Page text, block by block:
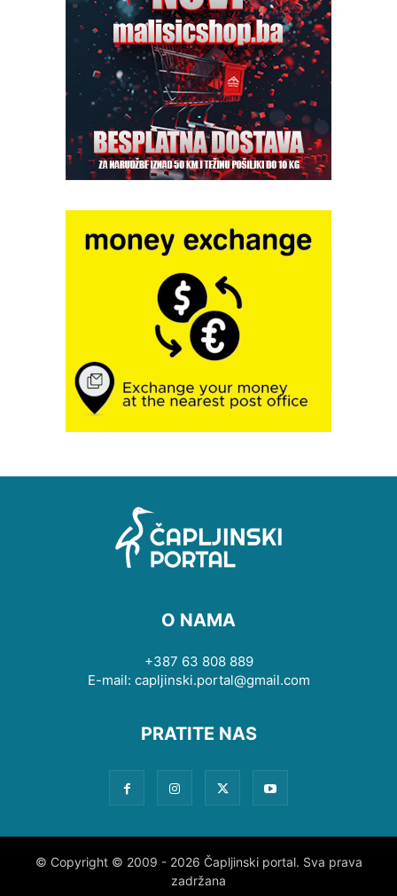
O NAMA
+387 63 808 889
E-mail: capljinski.portal@gmail.com
PRATITE NAS
© Copyright © 2009 - 2026 Čapljinski portal. Sva prava
zadržana